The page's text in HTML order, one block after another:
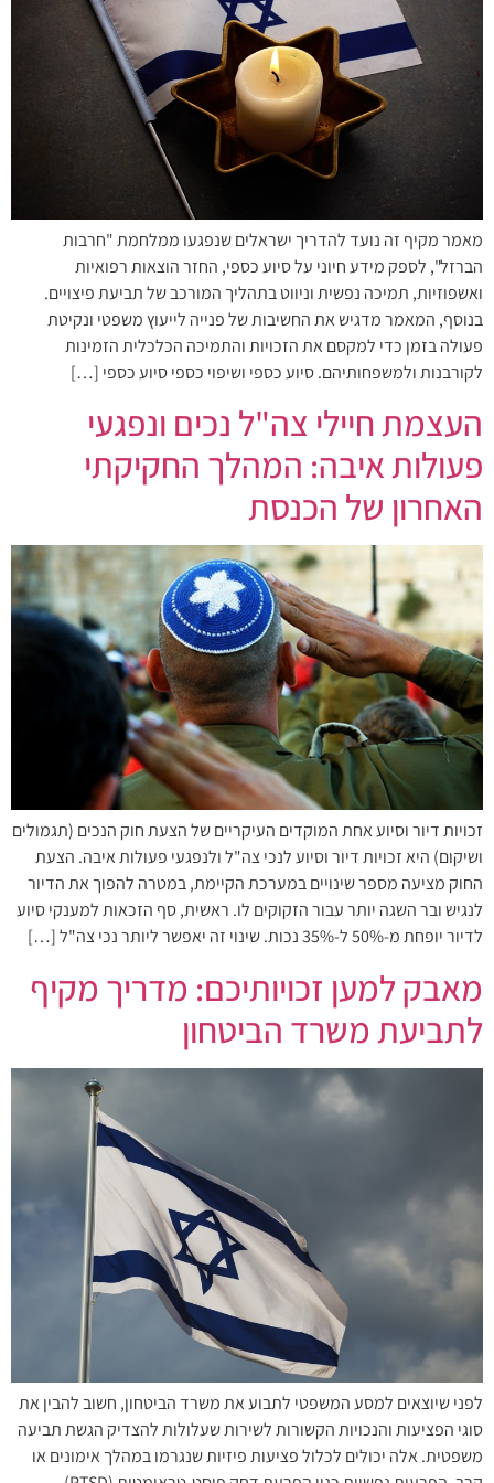
מאמר מקיף זה נועד להדריך ישראלים שנפגעו ממלחמת "חרבות
הברזל", לספק מידע חיוני על סיוע כספי, החזר הוצאות רפואיות
ואשפוזיות, תמיכה נפשית וניווט בתהליך המורכב של תביעת פיצויים.
בנוסף, המאמר מדגיש את החשיבות של פנייה לייעוץ משפטי ונקיטת
פעולה בזמן כדי למקסם את הזכויות והתמיכה הכלכלית הזמינות
לקורבנות ולמשפחותיהם. סיוע כספי ושיפוי כספי סיוע כספי […]
העצמת חיילי צה"ל נכים ונפגעי
פעולות איבה: המהלך החקיקתי
האחרון של הכנסת
זכויות דיור וסיוע אחת המוקדים העיקריים של הצעת חוק הנכים (תגמולים
ושיקום) היא זכויות דיור וסיוע לנכי צה"ל ולנפגעי פעולות איבה. הצעת
החוק מציעה מספר שינויים במערכת הקיימת, במטרה להפוך את הדיור
לנגיש ובר השגה יותר עבור הזקוקים לו. ראשית, סף הזכאות למענקי סיוע
לדיור יופחת מ-50% ל-35% נכות. שינוי זה יאפשר ליותר נכי צה"ל […]
מאבק למען זכויותיכם: מדריך מקיף
לתביעת משרד הביטחון
לפני שיוצאים למסע המשפטי לתבוע את משרד הביטחון, חשוב להבין את
סוגי הפציעות והנכויות הקשורות לשירות שעלולות להצדיק הגשת תביעה
משפטית. אלה יכולים לכלול פציעות פיזיות שנגרמו במהלך אימונים או